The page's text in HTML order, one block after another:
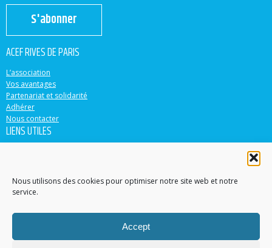
Nous utilisons des cookies pour optimiser notre site web et notre
service.
Accept
S'abonner
ACEF RIVES DE PARIS
L’association
Vos avantages
Partenariat et solidarité
Adhérer
Nous contacter
LIENS UTILES
Accéder au site